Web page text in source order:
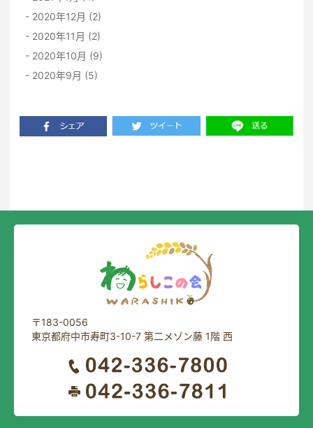
2020年12月 (2)
2020年11月 (2)
2020年10月 (9)
2020年9月 (5)
〒183-0056
東京都府中市寿町3-10-7 第二メゾン藤 1階 西